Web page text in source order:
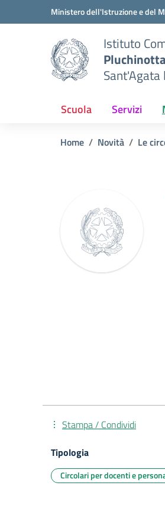
Vai ai contenuti
Vai al menu di navigazioneMinistero dell'Istruzione e del
Istituto
Pluchinotta
Sant'Agata
Scuola Servizi
Home Novità Le
Stampa / Condividi
Tipologia
Circolari per docenti e